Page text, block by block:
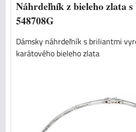
Náhrdeľník z bieleho zlata
548708G
Dámsky náhrdeľník s briliantmi
karátového bieleho zlata